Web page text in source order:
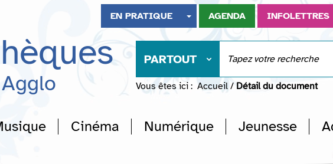
EN PRATIQUE AGENDA INFOLETTRES
PARTOUT
Vous êtes ici : Accueil / Détail du document
Cinéma Numérique Jeunesse